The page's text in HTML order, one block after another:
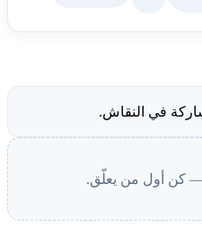
في النقاش.
— كن أول من يعلّق.